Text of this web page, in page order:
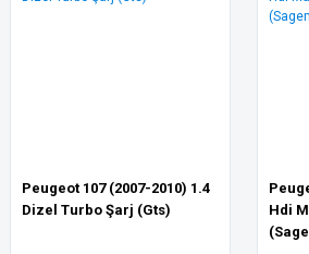
Peugeot 107 (2007-2010) 1.4
Dizel Turbo Şarj (Gts)
Hdi